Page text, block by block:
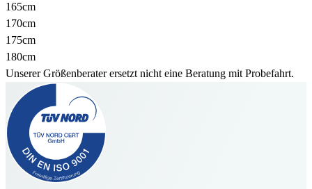
165cm
170cm
175cm
180cm
Unserer Größenberater ersetzt nicht eine Beratung mit Probefahrt.